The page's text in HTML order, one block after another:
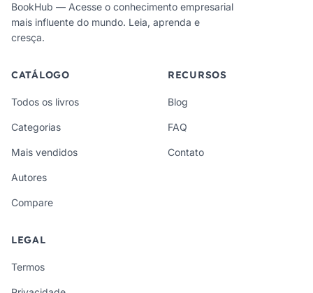
BookHub — Acesse o conhecimento empresarial
mais influente do mundo. Leia, aprenda e
cresça.
CATÁLOGO
Todos os livros
Categorias
Mais vendidos
Autores
Compare
RECURSOS
Blog
FAQ
Contato
LEGAL
Termos